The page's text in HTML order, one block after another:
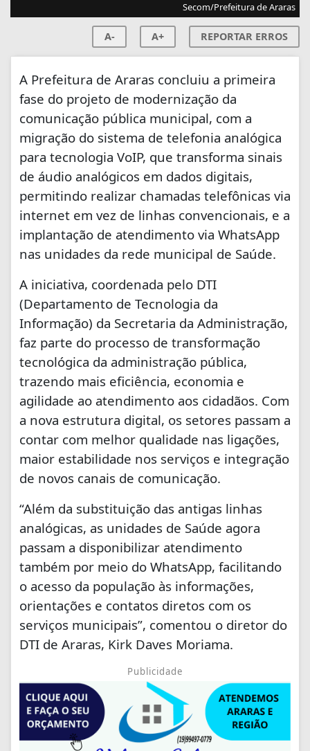
Secom/Prefeitura de Araras
A- A+ REPORTAR ERROS
A Prefeitura de Araras concluiu a primeira
fase do projeto de modernização da
comunicação pública municipal, com a
migração do sistema de telefonia analógica
para tecnologia VoIP, que transforma sinais
de áudio analógicos em dados digitais,
permitindo realizar chamadas telefônicas via
internet em vez de linhas convencionais, e a
implantação de atendimento via WhatsApp
nas unidades da rede municipal de Saúde.
A iniciativa, coordenada pelo DTI
(Departamento de Tecnologia da
Informação) da Secretaria da Administração,
faz parte do processo de transformação
tecnológica da administração pública,
trazendo mais eficiência, economia e
agilidade ao atendimento aos cidadãos. Com
a nova estrutura digital, os setores passam a
contar com melhor qualidade nas ligações,
maior estabilidade nos serviços e integração
de novos canais de comunicação.
“Além da substituição das antigas linhas
analógicas, as unidades de Saúde agora
passam a disponibilizar atendimento
também por meio do WhatsApp, facilitando
o acesso da população às informações,
orientações e contatos diretos com os
serviços municipais”, comentou o diretor do
DTI de Araras, Kirk Daves Moriama.
Publicidade